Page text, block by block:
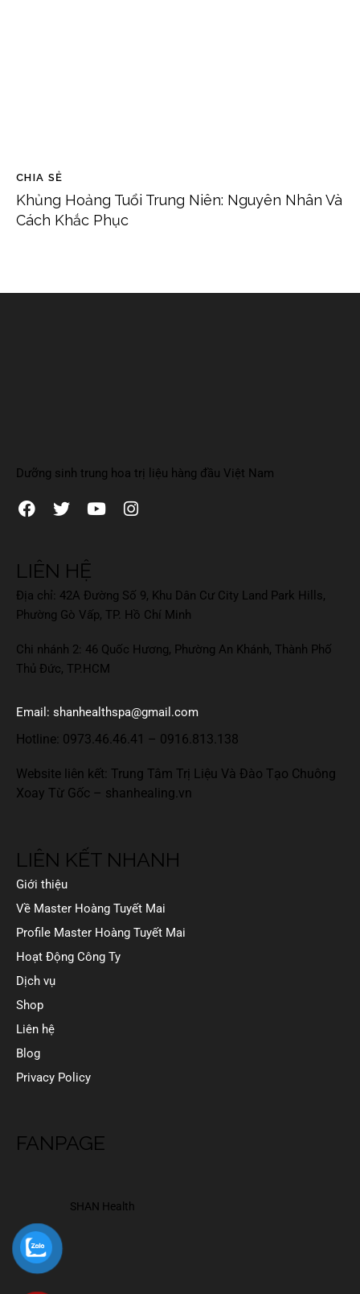
CHIA SẺ
Khủng Hoảng Tuổi Trung Niên: Nguyên Nhân Và
Cách Khắc Phục
Dưỡng sinh trung hoa trị liệu hàng đầu Việt Nam
LIÊN HỆ
Địa chỉ: 42A Đường Số 9, Khu Dân Cư City Land Park Hills,
Phường Gò Vấp, TP. Hồ Chí Minh
Chi nhánh 2: 46 Quốc Hương, Phường An Khánh, Thành Phố
Thủ Đức, TP.HCM
Email: shanhealthspa@gmail.com
Hotline: 0973.46.46.41 – 0916.813.138
Website liên kết: Trung Tâm Trị Liệu Và Đào Tạo Chuông
Xoay Từ Gốc – shanhealing.vn
LIÊN KẾT NHANH
Giới thiệu
Về Master Hoàng Tuyết Mai
Profile Master Hoàng Tuyết Mai
Hoạt Động Công Ty
Dịch vụ
Shop
Liên hệ
Blog
Privacy Policy
FANPAGE
SHAN Health